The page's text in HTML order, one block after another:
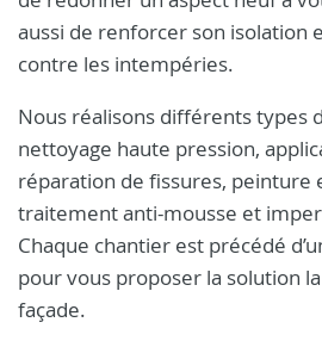
aussi de renforcer son isolation
contre les intempéries.
Nous réalisons différents types
nettoyage haute pression,
réparation de fissures, peinture
traitement anti-mousse et
Chaque chantier est précédé
pour vous proposer la solution
façade.